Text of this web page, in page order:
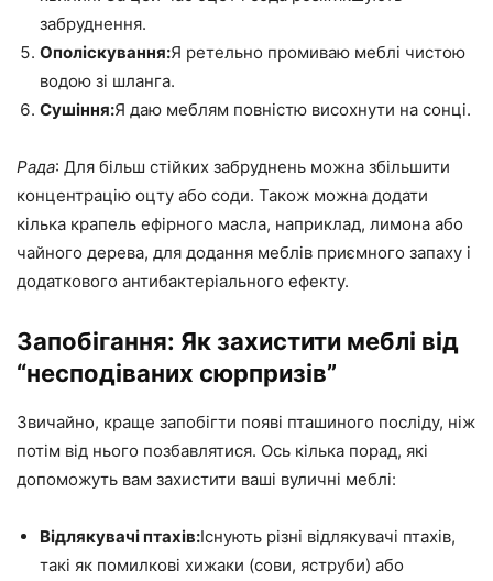
забруднення.
Ополіскування:Я ретельно промиваю меблі чистою
водою зі шланга.
Сушіння:Я даю меблям повністю висохнути на сонці.
Рада: Для більш стійких забруднень можна збільшити
концентрацію оцту або соди. Також можна додати
кілька крапель ефірного масла, наприклад, лимона або
чайного дерева, для додання меблів приємного запаху і
додаткового антибактеріального ефекту.
Запобігання: Як захистити меблі від
“несподіваних сюрпризів”
Звичайно, краще запобігти появі пташиного посліду, ніж
потім від нього позбавлятися. Ось кілька порад, які
допоможуть вам захистити ваші вуличні меблі:
Відлякувачі птахів:Існують різні відлякувачі птахів,
такі як помилкові хижаки (сови, яструби) або